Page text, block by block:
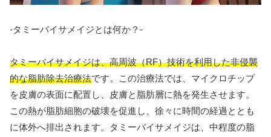
-タミーバイサメイジとは何か？-
タミーバイサメイジは、高周波（RF）技術を利用した非侵襲
的な脂肪除去治療法です。この治療法では、マイクロチップ
を皮膚の表面に配置し、皮膚と脂肪層に熱を発生させます。
この熱が脂肪細胞の破壊を促進し、徐々に時間の経過ととも
に体外へ排出されます。タミーバイサメイジは、中程度の脂